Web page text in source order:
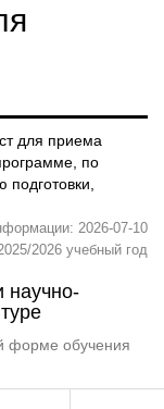
для приема
по
2026-07-10
2026 учебный год
научно-
форме обучения